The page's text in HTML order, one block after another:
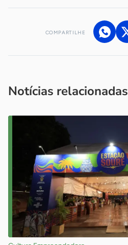
COMPARTILHE
Notícias relacionadas